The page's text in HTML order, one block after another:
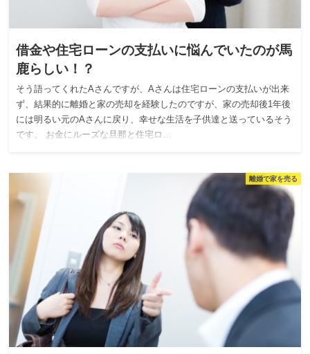
借金や住宅ローンの支払いに悩んでいたのが馬
鹿らしい！？
そう語ってくれたAさんですが、Aさんは住宅ローンの支払いが出来
ず、結果的に離婚と家の売却を経験したのですが、家の売却後1年後
には明るい元のAさんに戻り、幸せな生活を子供達と送っているそう
です。 お金にルーズな旦那と住宅ロ…
離婚で家を売る